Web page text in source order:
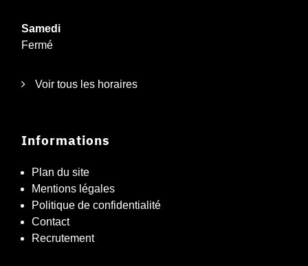
Samedi
Fermé
Voir tous les horaires
Informations
Plan du site
Mentions légales
Politique de confidentialité
Contact
Recrutement